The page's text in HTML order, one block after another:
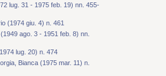
lug. 31 - 1975 feb. 19) nn. 455-
(1974 giu. 4) n. 461
ago. 3 - 1951 feb. 8) nn.
lug. 20) n. 474
Bianca (1975 mar. 11) n.